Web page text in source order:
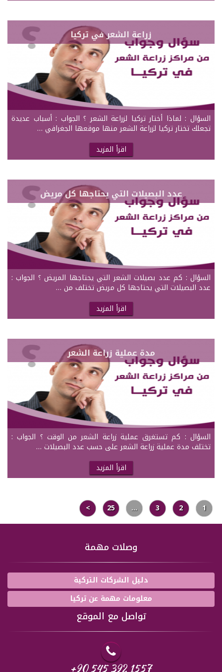
زراعة الشعر في تركيا
السؤال : لماذا أختار تركيا لزراعة الشعر ؟ الجواب : أسباب عديدة
تجعلك تختار تركيا لزراعة الشعر منها موقعها الجغرافي …
اقرأ المزيد
عدد البصيلات التي يحتاجها كل مريض
السؤال : كم عدد بصيلات الشعر التي يحتاجها المريض ؟ الجواب :
عدد البصيلات التي يحتاجها كل مريض تختلف من …
اقرأ المزيد
مدة عملية زراعة الشعر
السؤال : كم تستغرق عملية زراعة الشعر من الوقت ؟ الجواب :
تختلف مدة عملية زراعة الشعر على حسب عدد البصيلات …
اقرأ المزيد
1
2
3
…
25
>
وصلات مهمة
دليل الشركات التركية
معلومات مهمة عن تركيا
تواصل مع الموقع
+90 545 392 1557